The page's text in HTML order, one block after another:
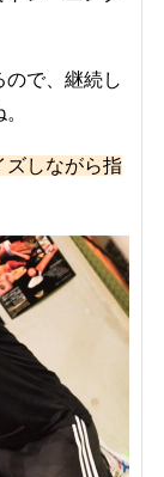
で、継続し
ズしながら指